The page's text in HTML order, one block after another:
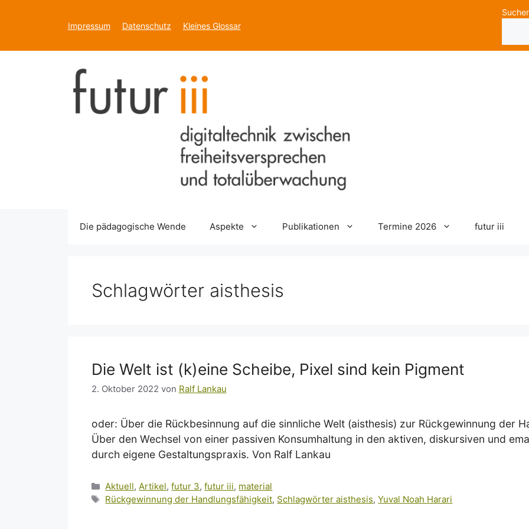
Impressum Datenschutz Kleines Glossar
Die pädagogische Wende Aspekte Publikationen Termine 2026 futur iii
Schlagwörter aisthesis
Die Welt ist (k)eine Scheibe, Pixel sind kein Pigment
2. Oktober 2022 von Ralf Lankau
oder: Über die Rückbesinnung auf die sinnliche Welt (aisthesis) zur Rückgewinnung der
Über den Wechsel von einer passiven Konsumhaltung in den aktiven, diskursiven und
durch eigene Gestaltungspraxis. Von Ralf Lankau
Kategorien
Aktuell,Artikel,futur 3,futur iii, material
Schlagwörter
Rückgewinnung der Handlungsfähigkeit, Schlagwörter aisthesis,Yuval Noah Harari